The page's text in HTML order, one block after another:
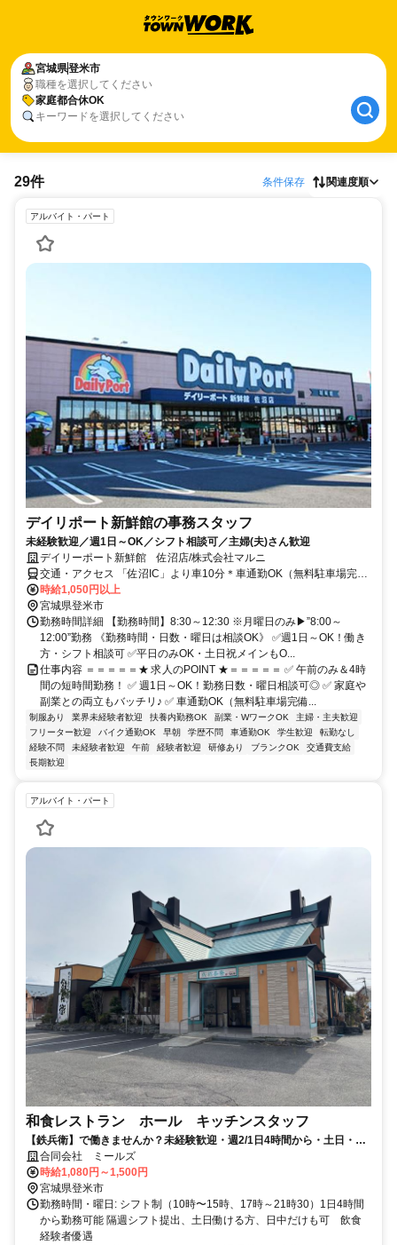
宮城県登米市
職種を選択してください
家庭都合休OK
キーワードを選択してください
29件 条件保存 関連度順
アルバイト・パート
デイリポート新鮮館の事務スタッフ
未経験歓迎／週1日～OK／シフト相談可／主婦(夫)さん歓迎
デイリーポート新鮮館 佐沼店/株式会社マルニ
交通・アクセス 「佐沼IC」より車10分＊車通勤OK（無料駐車場完
備）
時給1,050円以上
宮城県登米市
勤務時間詳細 【勤務時間】8:30～12:30 ※月曜日のみ▶”8:00～
12:00”勤務 《勤務時間・日数・曜日は相談OK》 ✅週1日～OK！働き
方・シフト相談可 ✅平日のみOK・土日祝メインもO...
仕事内容 ＝＝＝＝＝★ 求人のPOINT ★＝＝＝＝＝ ✅ 午前のみ＆4時
間の短時間勤務！ ✅ 週1日～OK！勤務日数・曜日相談可◎ ✅ 家庭や
副業との両立もバッチリ♪ ✅ 車通勤OK（無料駐車場完備...
制服あり 業界未経験者歓迎 扶養内勤務OK 副業・WワークOK
主婦・主夫歓迎
フリーター歓迎
バイク通勤OK 早朝 学歴不問 車通勤OK 学生歓迎
転勤なし
経験不問
未経験者歓迎 午前 経験者歓迎 研修あり ブランクOK
交通費支給
長期歓迎
アルバイト・パート
和食レストラン ホール キッチンスタッフ
【鉄兵衛】で働きませんか？未経験歓迎・週2/1日4時間から・土日・デ
ィナー入れる方歓迎！出店予定もあり◎
合同会社 ミールズ
時給1,080円～1,500円
宮城県登米市
勤務時間・曜日: シフト制（10時〜15時、17時～21時30）1日4時間
から勤務可能 隔週シフト提出、土日働ける方、日中だけも可 飲食
経験者優遇